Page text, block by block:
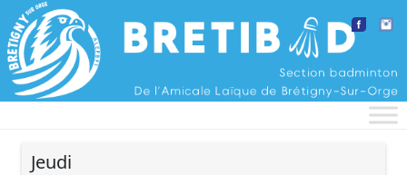
Jeudi